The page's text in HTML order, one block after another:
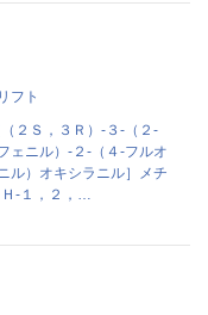
フト
（２Ｓ，３Ｒ）‐３‐（２‐
ェニル）‐２‐（４‐フルオ
ル）オキシラニル］メチ
‐１，２，…